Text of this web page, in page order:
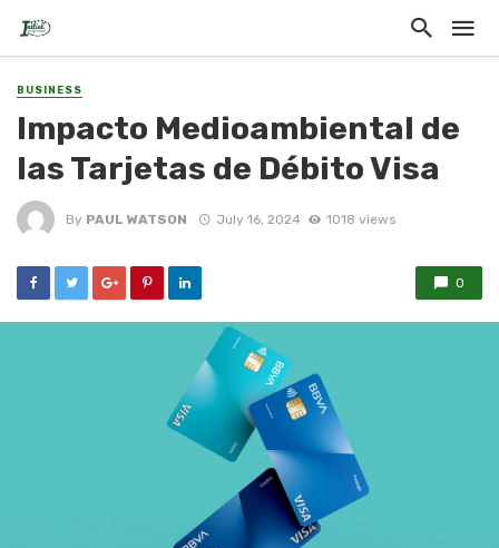
BUSINESS
Impacto Medioambiental de
las Tarjetas de Débito Visa
By PAUL WATSON July 16, 2024 1018 views
0